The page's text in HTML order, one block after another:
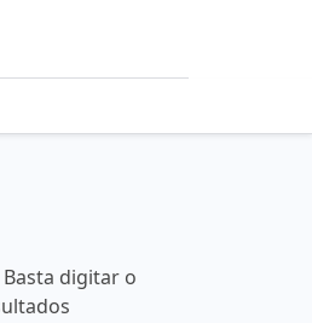
digitar o